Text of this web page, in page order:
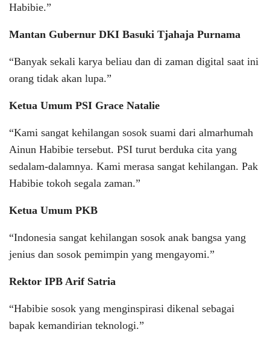
Habibie.”
Mantan Gubernur DKI Basuki Tjahaja Purnama
“Banyak sekali karya beliau dan di zaman digital saat ini
orang tidak akan lupa.”
Ketua Umum PSI Grace Natalie
“Kami sangat kehilangan sosok suami dari almarhumah
Ainun Habibie tersebut. PSI turut berduka cita yang
sedalam-dalamnya. Kami merasa sangat kehilangan. Pak
Habibie tokoh segala zaman.”
Ketua Umum PKB
“Indonesia sangat kehilangan sosok anak bangsa yang
jenius dan sosok pemimpin yang mengayomi.”
Rektor IPB Arif Satria
“Habibie sosok yang menginspirasi dikenal sebagai
bapak kemandirian teknologi.”